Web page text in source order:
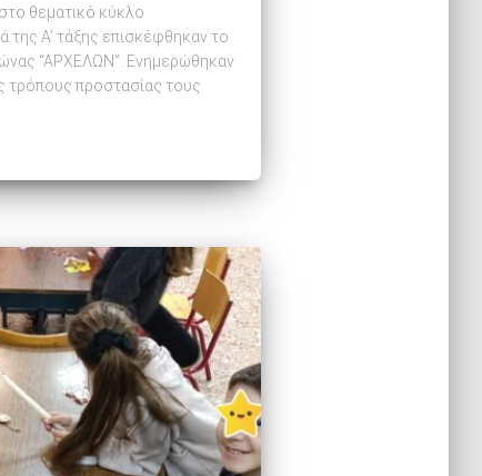
θεματικό κύκλο
της Α’ τάξης επισκέφθηκαν το
“ΑΡΧΕΛΩΝ”. Ενημερώθηκαν
τρόπους προστασίας τους